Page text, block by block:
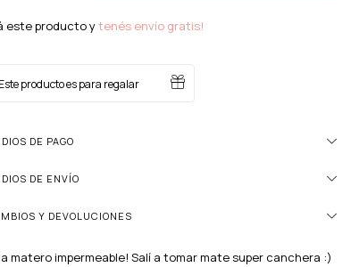
este producto ytenés envío gratis!
Este producto es para regalar
DE PAGO
DE ENVÍO
Y DEVOLUCIONES
matero impermeable! Salí a tomar mate super canchera :)